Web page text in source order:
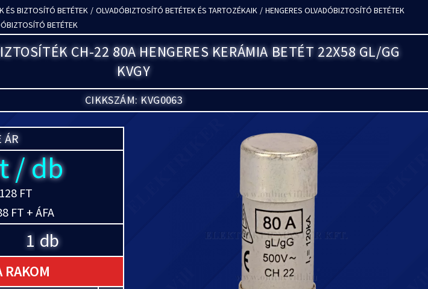
ÉS BIZTOSÍTÓ BETÉTEK / OLVADÓBIZTOSÍTÓ BETÉTEK ÉS TARTOZÉKAIK / HENGERES OLVADÓBIZTOSÍTÓ BETÉTEK
BETÉTEK
CH-22 80A HENGERES KERÁMIA BETÉT 22X58 GL/GG
KVGY
CIKKSZÁM: KVG0063
ÁR
/ db
FT
FT + ÁFA
db
RAKOM